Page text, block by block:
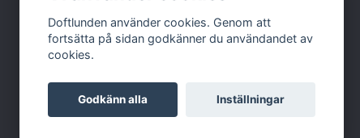
Doftlunden använder cookies. Genom att
fortsätta på sidan godkänner du användandet av
cookies.
Godkänn alla Inställningar